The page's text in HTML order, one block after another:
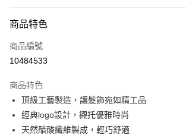
Apple Pay
街口支付
Google Pay
AFTEE先享後付
相關說明
商品特色
商品編號
10484533
商品特色
頂級工藝製造，讓髮飾宛如精工品
經典logo設計，襯托優雅時尚
天然醋酸纖維製成，輕巧舒適